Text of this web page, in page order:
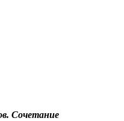
Сочетание